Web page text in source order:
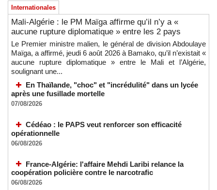
Internationales
Mali-Algérie : le PM Maïga affirme qu’il n’y a «
aucune rupture diplomatique » entre les 2 pays
Le Premier ministre malien, le général de division Abdoulaye
Maïga, a affirmé, jeudi 6 août 2026 à Bamako, qu’il n’existait «
aucune rupture diplomatique » entre le Mali et l’Algérie,
soulignant une...
En Thaïlande, "choc" et "incrédulité" dans un lycée
après une fusillade mortelle
07/08/2026
Cédéao : le PAPS veut renforcer son efficacité
opérationnelle
06/08/2026
France-Algérie: l'affaire Mehdi Laribi relance la
coopération policière contre le narcotrafic
06/08/2026